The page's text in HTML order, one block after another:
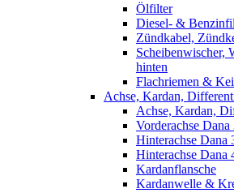
Ölfilter
Diesel- &
Zündkabel,
Scheibenwischer,
hinten
Flachriemen &
Achse, Kardan,
Achse, Kardan,
Vorderachse Dana
Hinterachse Dana
Hinterachse Dana
Kardanflansche
Kardanwelle &